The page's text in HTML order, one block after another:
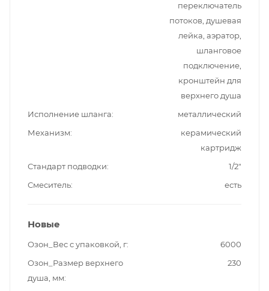
переключатель
потоков, душевая
лейка, аэратор,
шланговое
подключение,
кронштейн для
верхнего душа
Исполнение шланга
металлический
Механизм
керамический
картридж
Стандарт подводки
1/2"
Смеситель
есть
Новые
Озон_Вес с упаковкой, г
6000
Озон_Размер верхнего
душа, мм
230